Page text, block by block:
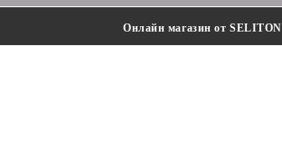
Онлайн магазин от SELITON